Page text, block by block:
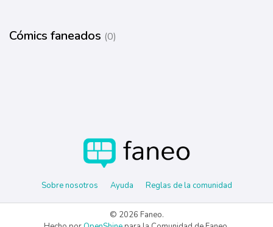
Cómics faneados (0)
Sobre nosotros Ayuda Reglas de la comunidad
© 2026 Faneo.